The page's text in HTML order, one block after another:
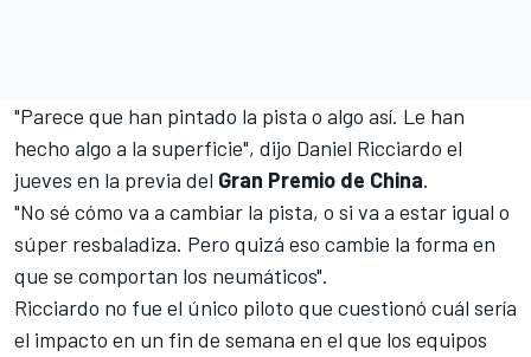
"Parece que han pintado la pista o algo así. Le han
hecho algo a la superficie", dijo Daniel Ricciardo el
jueves en la previa del Gran Premio de China.
"No sé cómo va a cambiar la pista, o si va a estar igual o
súper resbaladiza. Pero quizá eso cambie la forma en
que se comportan los neumáticos".
Ricciardo no fue el único piloto que cuestionó cuál sería
el impacto en un fin de semana en el que los equipos